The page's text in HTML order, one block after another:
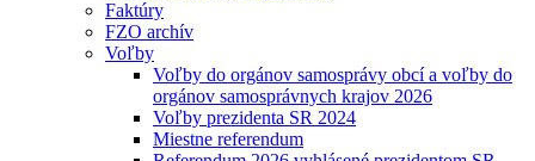
Faktúry
FZO archív
Voľby
Voľby do orgánov samosprávy obcí a voľby do
orgánov samosprávnych krajov 2026
Voľby prezidenta SR 2024
Miestne referendum